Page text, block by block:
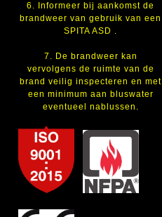
6. Informeer bij aankomst de
brandweer van gebruik van een
SPITA ASD .
7. De brandweer kan
vervolgens de ruimte van de
brand veilig inspecteren en met
een minimum aan bluswater
eventueel nablussen.